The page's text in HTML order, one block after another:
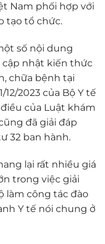
Nam phối hợp với
tạo tổ chức.
số nội dung
nhật kiến thức
chữa bệnh tại
12/2023 của Bộ Y tế
của Luật khám
đã giải đáp
32 ban hành.
lại rất nhiều giá
trong việc giải
làm công tác đào
Y tế nói chung ở